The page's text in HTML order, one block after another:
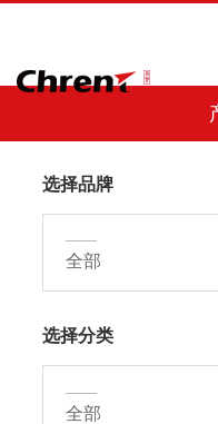
选择品牌
——
全部
选择分类
——
全部